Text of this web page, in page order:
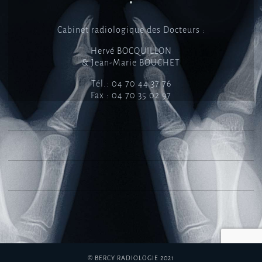
•
Cabinet radiologique des Docteurs :
Hervé BOCQUILLON
& Jean-Marie BOUCHET
Tél.: 04 70 44 37 76
Fax : 04 70 35 02 97
© BERCY RADIOLOGIE 2021